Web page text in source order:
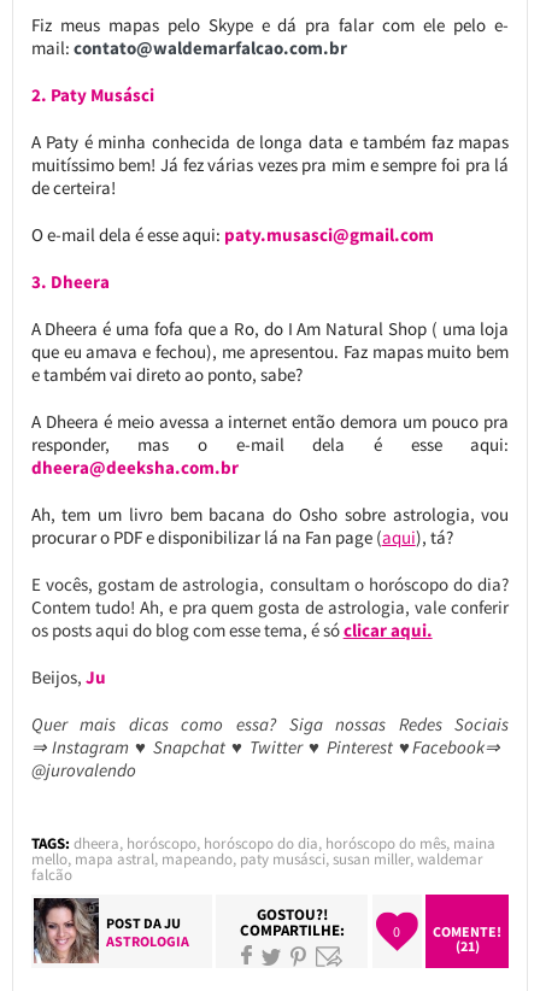
Fiz meus mapas pelo Skype e dá pra falar com ele pelo e-
mail: contato@waldemarfalcao.com.br
2. Paty Musásci
A Paty é minha conhecida de longa data e também faz mapas
muitíssimo bem! Já fez várias vezes pra mim e sempre foi pra lá
de certeira!
O e-mail dela é esse aqui: paty.musasci@gmail.com
3. Dheera
A Dheera é uma fofa que a Ro, do I Am Natural Shop ( uma loja
que eu amava e fechou), me apresentou. Faz mapas muito bem
e também vai direto ao ponto, sabe?
A Dheera é meio avessa a internet então demora um pouco pra
responder, mas o e-mail dela é esse aqui:
dheera@deeksha.com.br
Ah, tem um livro bem bacana do Osho sobre astrologia, vou
procurar o PDF e disponibilizar lá na Fan page (aqui), tá?
E vocês, gostam de astrologia, consultam o horóscopo do dia?
Contem tudo! Ah, e pra quem gosta de astrologia, vale conferir
os posts aqui do blog com esse tema, é sóclicar aqui.
Beijos, Ju
Quer mais dicas como essa? Siga nossas Redes Sociais
⇒ Instagram ♥ Snapchat ♥ Twitter ♥ Pinterest ♥Facebook⇒
@jurovalendo
TAGS: dheera, horóscopo, horóscopo do dia, horóscopo do mês, maina
mello, mapa astral, mapeando, paty musásci,susan miller,waldemar
falcão
POST DAJU
ASTROLOGIA
GOSTOU?!
COMPARTILHE: 0
COMENTE!
(21)